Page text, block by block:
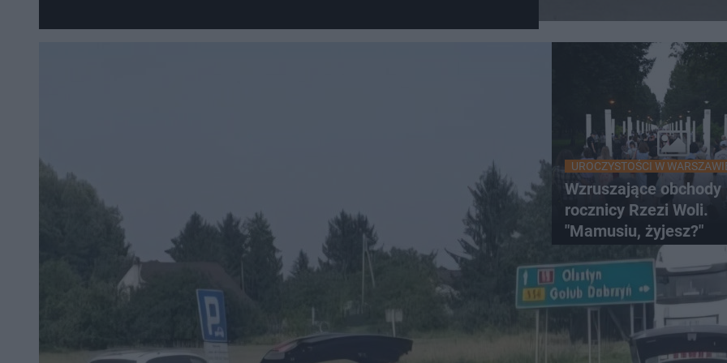
UROCZYSTOŚCI W
Wzruszające obchody
rocznicy Rzezi Woli.
"Mamusiu, żyjesz?"